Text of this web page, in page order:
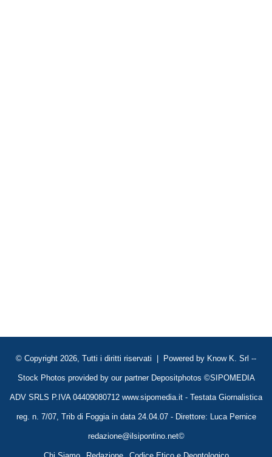
© Copyright 2026, Tutti i diritti riservati | Powered by Know K. Srl --
Stock Photos provided by our partner Depositphotos ©SIPOMEDIA
ADV SRLS P.IVA 04409080712 www.sipomedia.it - Testata Giornalistica
reg. n. 7/07, Trib di Foggia in data 24.04.07 - Direttore: Luca Pernice
redazione@ilsipontino.net©